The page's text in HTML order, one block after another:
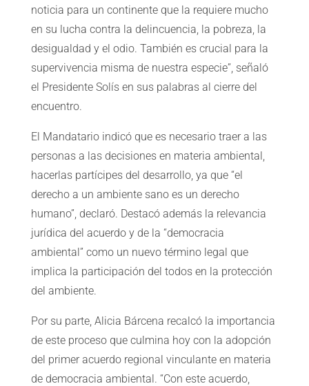
noticia para un continente que la requiere mucho
en su lucha contra la delincuencia, la pobreza, la
desigualdad y el odio. También es crucial para la
supervivencia misma de nuestra especie”, señaló
el Presidente Solís en sus palabras al cierre del
encuentro.
El Mandatario indicó que es necesario traer a las
personas a las decisiones en materia ambiental,
hacerlas partícipes del desarrollo, ya que “el
derecho a un ambiente sano es un derecho
humano”, declaró. Destacó además la relevancia
jurídica del acuerdo y de la “democracia
ambiental” como un nuevo término legal que
implica la participación del todos en la protección
del ambiente.
Por su parte, Alicia Bárcena recalcó la importancia
de este proceso que culmina hoy con la adopción
del primer acuerdo regional vinculante en materia
de democracia ambiental. “Con este acuerdo,